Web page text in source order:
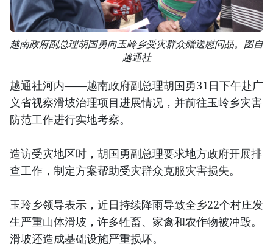
越南政府副总理胡国勇向玉岭乡受灾群众赠送慰问品。图自
越通社
越通社河内——越南政府副总理胡国勇31日下午赴广
义省视察滑坡治理项目进展情况，并前往玉岭乡灾害
防范工作进行实地考察。
造访受灾地区时，胡国勇副总理要求地方政府开展排
查工作，制定方案帮助受灾群众克服灾害损失。
玉玲乡领导表示，近日持续降雨导致全乡22个村庄发
生严重山体滑坡，许多牲畜、家禽和农作物被冲毁。
滑坡还造成基础设施严重损坏。